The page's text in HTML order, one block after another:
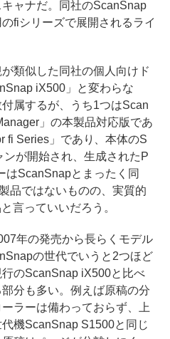
ャナだ。同社のScanSnap
fiシリーズで展開されるライ
類似した同社の個人向けド
iX500」と変わらな
属するが、うち1つはScan
」の本製品対応版であ
fi Series」であり、本体のS
が開始され、生成されたP
はScanSnapとまったく同
品ではないものの、実質的
言っていいだろう。
年の発売から長らくモデル
の世代でいうと2つほど
のScanSnap iX500と比べ
分も多い。例えば原稿の分
ラーは備わっておらず、上
機ScanSnap S1500と同じ